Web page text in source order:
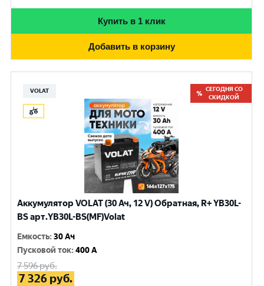
Купить в 1 клик
Добавить в корзину
VOLAT
СЕГОДНЯ СО
СКИДКОЙ
Аккумулятор VOLAT (30 Ач, 12 V) Обратная, R+ YB30L-
BS арт.YB30L-BS(MF)Volat
Емкость:30 Ач
Пусковой ток:400 A
7 596руб.
7 326 руб.